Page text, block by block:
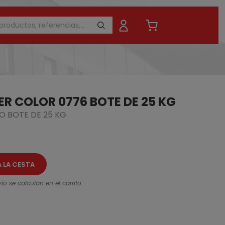
COLOR 0776 BOTE DE 25 KG
BOTE DE 25 KG
LA CESTA
se calculan en el carrito.